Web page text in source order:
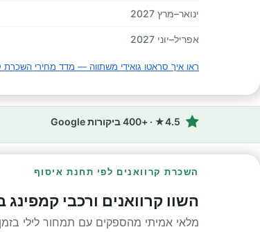
ינואר–מרץ 2027
אפריל–יוני 2027
ראו איך סראטו גואידי משתווה — מדד מחירי השכרת
4.5★ · +400 ביקורות Google
השכרת קרוואנים לפי תחנת איסוף
השוו קרוואנים ורכבי קמפינג
מלאי אמיתי מהספקים עם תמחור לילי